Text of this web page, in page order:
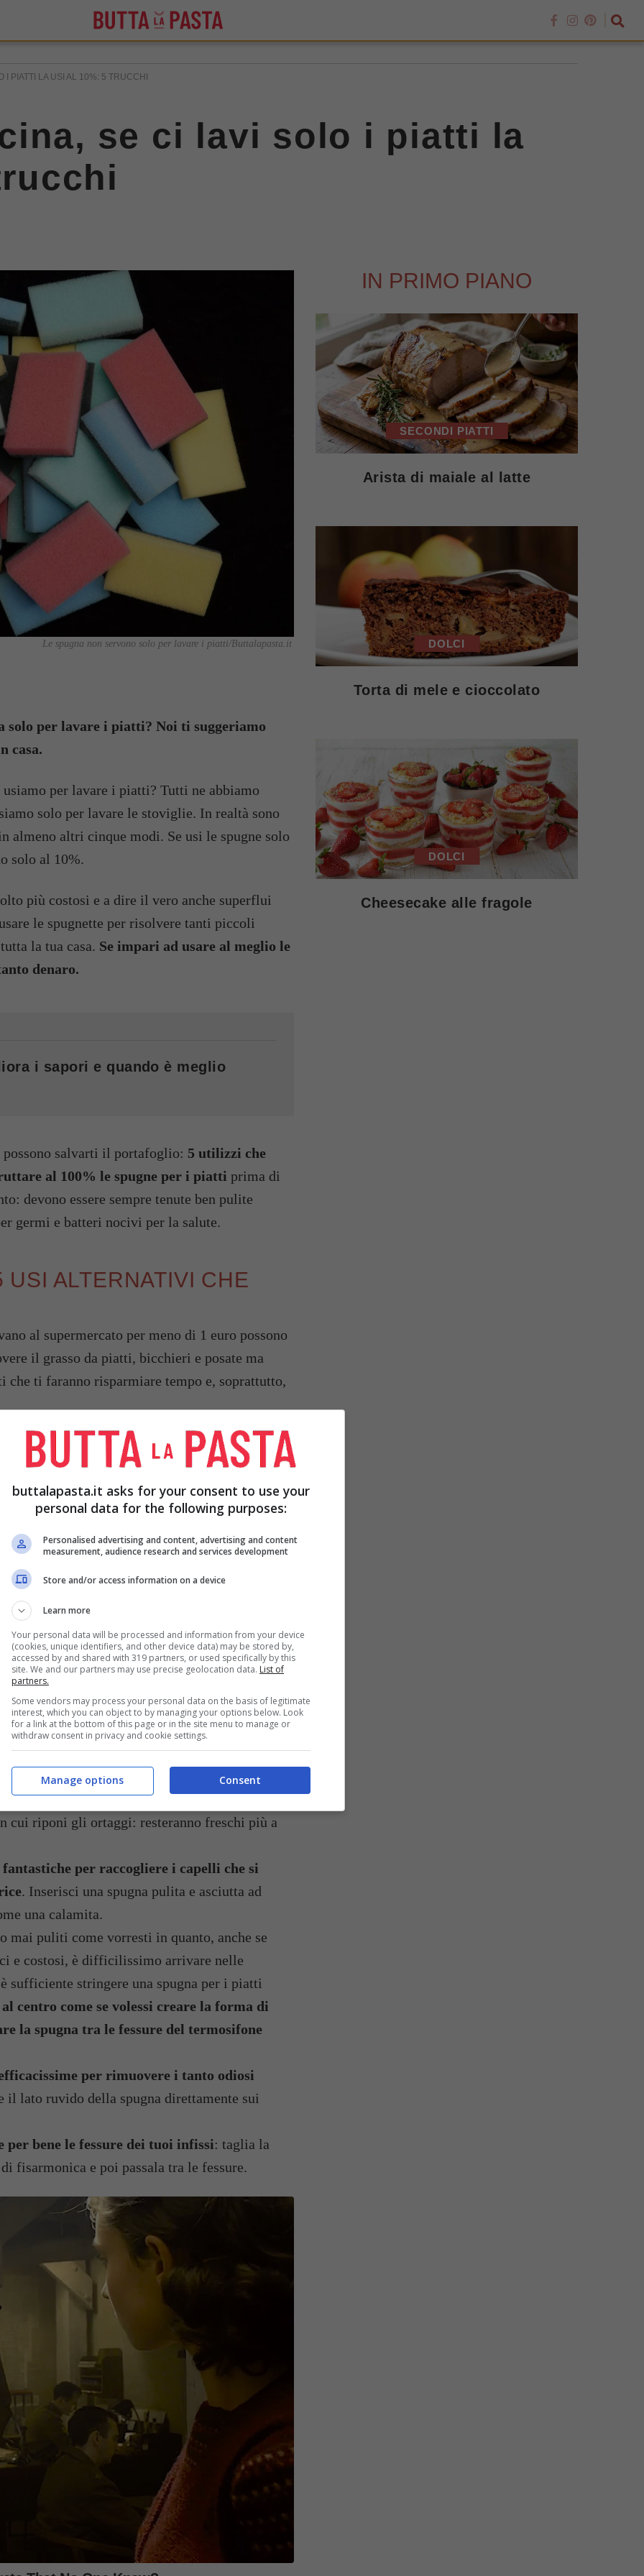
PIATTI LA USI AL 10%: 5 TRUCCHI
se ci lavi solo i piatti la
Le spugna non servono solo per lavare i piatti/Buttalapasta.it
solo per lavare i piatti? Noi ti suggeriamo
casa.
per lavare i piatti? Tutti ne abbiamo
solo per lavare le stoviglie. In realtà sono
almeno altri cinque modi. Se usi le spugne solo
solo al 10%.
più costosi e a dire il vero anche superflui
le spugnette per risolvere tanti piccoli
la tua casa. Se impari ad usare al meglio le
denaro.
i sapori e quando è meglio
salvarti il portafoglio: 5 utilizzi che
al 100% le spugne per i piatti prima di
devono essere sempre tenute ben pulite
germi e batteri nocivi per la salute.
ALTERNATIVI CHE
al supermercato per meno di 1 euro possono
il grasso da piatti, bicchieri e posate ma
che ti faranno risparmiare tempo e, soprattutto,
Ecco 5 utilizzi alternativi delle spugne per i piatti/Buttalapasta.it
i piatti sono perfette per mantenere
Prendi una spugna ben pulita e asciutta e
cui riponi gli ortaggi: resteranno freschi più a
per raccogliere i capelli che si
. Inserisci una spugna pulita e asciutta ad
una calamita.
mai puliti come vorresti in quanto, anche se
e costosi, è difficilissimo arrivare nelle
sufficiente stringere una spugna per i piatti
centro come se volessi creare la forma di
la spugna tra le fessure del termosifone
per rimuovere i tanto odiosi
il lato ruvido della spugna direttamente sui
bene le fessure dei tuoi infissi: taglia la
fisarmonica e poi passala tra le fessure.
IN PRIMO PIANO
SECONDI PIATTI
Arista di maiale al latte
DOLCI
Torta di mele e cioccolato
DOLCI
Cheesecake alle fragole
buttalapasta.it asks for your consent to use your
personal data for the following purposes:
Personalised advertising and content, advertising and content
measurement, audience research and services development
Store and/or access information on a device
Learn more
Your personal data will be processed and information from your device
(cookies, unique identifiers, and other device data) may be stored by,
accessed by and shared with 319 partners, or used specifically by this
site. We and our partners may use precise geolocation data. List of
partners.
Some vendors may process your personal data on the basis of legitimate
interest, which you can object to by managing your options below. Look
for a link at the bottom of this page or in the site menu to manage or
withdraw consent in privacy and cookie settings.
Consent
Manage options